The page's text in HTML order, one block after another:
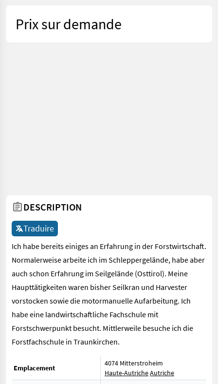
Prix sur demande
DESCRIPTION
Traduire
Ich habe bereits einiges an Erfahrung in der Forstwirtschaft.
Normalerweise arbeite ich im Schleppergelände, habe aber
auch schon Erfahrung im Seilgelände (Osttirol). Meine
Haupttätigkeiten waren bisher Seilkran und Harvester
vorstocken sowie die motormanuelle Aufarbeitung. Ich
habe eine landwirtschaftliche Fachschule mit
Forstschwerpunkt besucht. Mittlerweile besuche ich die
Forstfachschule in Traunkirchen.
Emplacement
4074 Mitterstroheim
Haute-AutricheAutriche